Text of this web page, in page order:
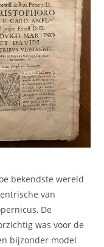
bekendste wereld
van
De
was voor de
bijzonder model